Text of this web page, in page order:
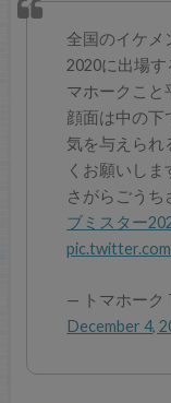
全国のイケメ
2020に出場
マホークこと
顔面は中の下
気を与えられ
くお願いしま
さがらごうち
ブミスター
— トマホーク
December 4,